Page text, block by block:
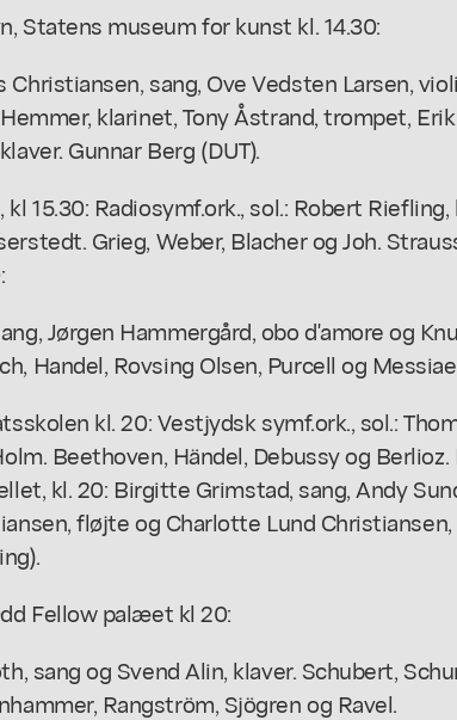
Statens museum for kunst kl. 14.30:
Christiansen, sang, Ove Vedsten Larsen,
klarinet, Tony Åstrand, trompet,
Gunnar Berg (DUT).
kl 15.30: Radiosymf.ork., sol.: Robert Riefling,
Grieg, Weber, Blacher og Joh.
Jørgen Hammergård, obo d'amore og
Handel, Rovsing Olsen, Purcell og
kl. 20: Vestjydsk symf.ork., sol.:
Beethoven, Händel, Debussy og Berlioz.
kl. 20: Birgitte Grimstad, sang, Andy
fløjte og Charlotte Lund
Fellow palæet kl 20:
sang og Svend Alin, klaver. Schubert,
Rangström, Sjögren og Ravel.